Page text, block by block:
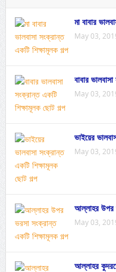
মা বাবার
May 03,
বাবার
May 03,
ভাইয়ের
May 03,
আল্লাহর উপর
May 03,
আল্লাহর